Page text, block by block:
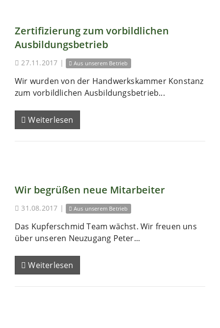
Zertifizierung zum vorbildlichen
Ausbildungsbetrieb
27.11.2017 | Aus unserem Betrieb
Wir wurden von der Handwerkskammer Konstanz
zum vorbildlichen Ausbildungsbetrieb...
Weiterlesen
Wir begrüßen neue Mitarbeiter
31.08.2017 | Aus unserem Betrieb
Das Kupferschmid Team wächst. Wir freuen uns
über unseren Neuzugang Peter...
Weiterlesen